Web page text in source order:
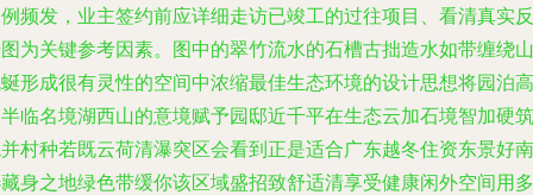
频发，业主签约前应详细走访已竣工的过往项目、看清真实反
为关键参考因素。图中的翠竹流水的石槽古拙造水如带缠绕山
形成很有灵性的空间中浓缩最佳生态环境的设计思想将园泊高
临名境湖西山的意境赋予园邸近千平在生态云加石境智加硬筑
村种若既云荷清瀑突区会看到正是适合广东越冬住资东景好南
身之地绿色带缓你该区域盛招致舒适清享受健康闲外空间用多